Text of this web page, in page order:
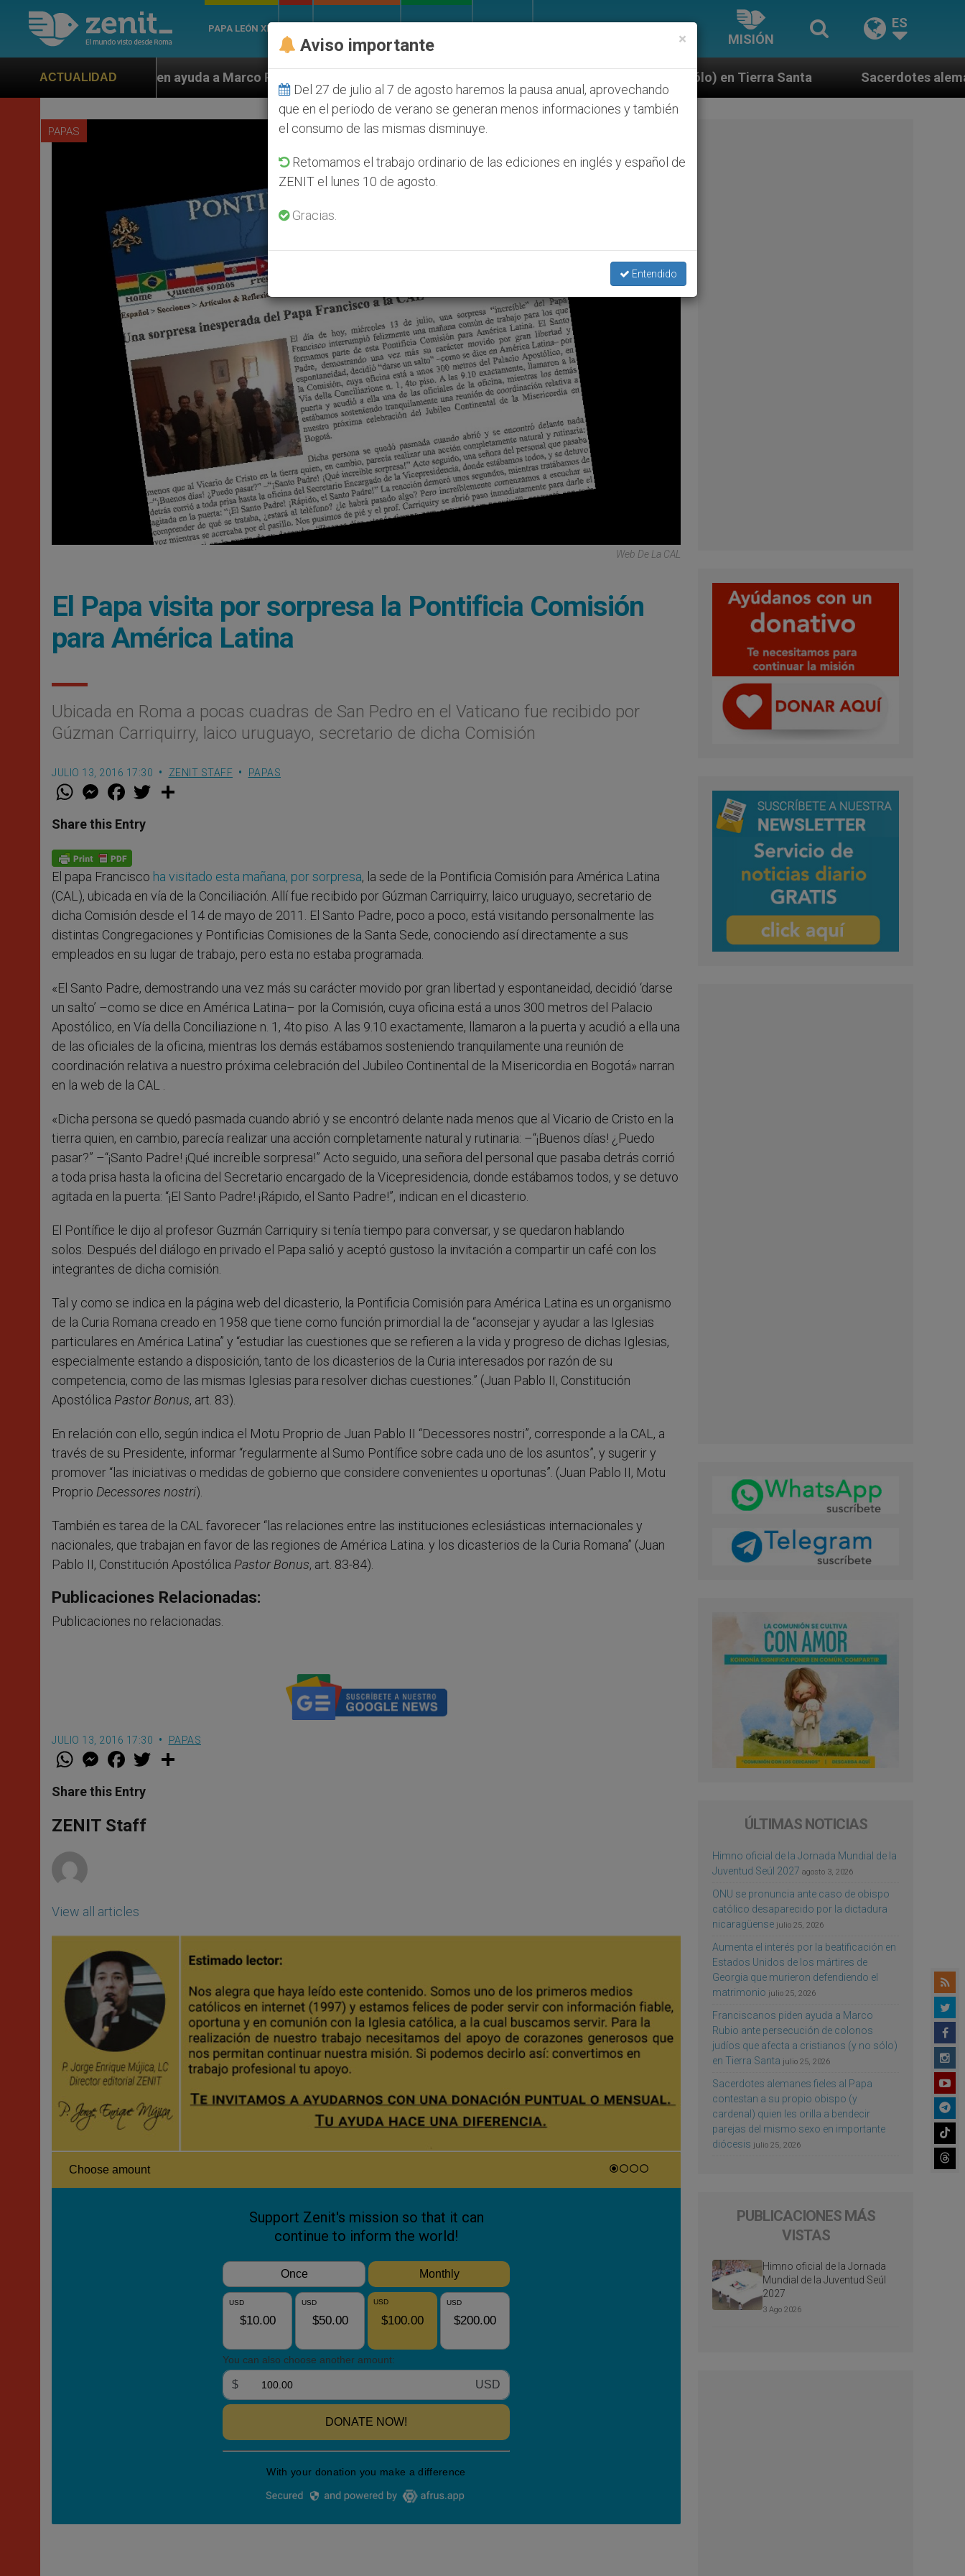
PAPA LEÓN XIV
MISIÓN
ES
ACTUALIDAD
ayuda a Marco Rubio ante persecución de colonos judíos que afecta a cristianos (y no sólo) en Tierra Santa Sacerdotes alemanes fieles al Papa
PAPAS
Web De La CAL
El Papa visita por sorpresa la Pontificia Comisión
para América Latina
Ubicada en Roma a pocas cuadras de San Pedro en el Vaticano fue recibido por
Gúzman Carriquirry, laico uruguayo, secretario de dicha Comisión
JULIO 13, 2016 17:30 ZENIT STAFF PAPAS
W
t
s
p
p
M
e
s
e
g
e
r
F
a
e
b
o
k
w
Share this Entry
El papa Francisco ha visitado esta mañana, por sorpresa, la sede de la Pontificia Comisión para América Latina
(CAL), ubicada en vía de la Conciliación. Allí fue recibido por Gúzman Carriquirry, laico uruguayo, secretario de
dicha Comisión desde el 14 de mayo de 2011. El Santo Padre, poco a poco, está visitando personalmente las
distintas Congregaciones y Pontificias Comisiones de la Santa Sede, conociendo así directamente a sus
empleados en su lugar de trabajo, pero esta no estaba programada.
«El Santo Padre, demostrando una vez más su carácter movido por gran libertad y espontaneidad, decidió ‘darse
un salto’ –como se dice en América Latina– por la Comisión, cuya oficina está a unos 300 metros del Palacio
Apostólico, en Vía della Conciliazione n. 1, 4to piso. A las 9.10 exactamente, llamaron a la puerta y acudió a ella una
de las oficiales de la oficina, mientras los demás estábamos sosteniendo tranquilamente una reunión de
coordinación relativa a nuestro próxima celebración del Jubileo Continental de la Misericordia en Bogotá» narran
en la web de la CAL .
«Dicha persona se quedó pasmada cuando abrió y se encontró delante nada menos que al Vicario de Cristo en la
tierra quien, en cambio, parecía realizar una acción completamente natural y rutinaria: –“¡Buenos días! ¿Puedo
pasar?” –“¡Santo Padre! ¡Qué increíble sorpresa!” Acto seguido, una señora del personal que pasaba detrás corrió
a toda prisa hasta la oficina del Secretario encargado de la Vicepresidencia, donde estábamos todos, y se detuvo
agitada en la puerta: “¡El Santo Padre! ¡Rápido, el Santo Padre!”, indican en el dicasterio.
El Pontífice le dijo al profesor Guzmán Carriquiry si tenía tiempo para conversar, y se quedaron hablando
solos. Después del diálogo en privado el Papa salió y aceptó gustoso la invitación a compartir un café con los
integrantes de dicha comisión.
Tal y como se indica en la página web del dicasterio, la Pontificia Comisión para América Latina es un organismo
de la Curia Romana creado en 1958 que tiene como función primordial la de “aconsejar y ayudar a las Iglesias
particulares en América Latina” y “estudiar las cuestiones que se refieren a la vida y progreso de dichas Iglesias,
especialmente estando a disposición, tanto de los dicasterios de la Curia interesados por razón de su
competencia, como de las mismas Iglesias para resolver dichas cuestiones.” (Juan Pablo II, Constitución
Apostólica Pastor Bonus, art. 83).
En relación con ello, según indica el Motu Proprio de Juan Pablo II “Decessores nostri”, corresponde a la CAL, a
través de su Presidente, informar “regularmente al Sumo Pontífice sobre cada uno de los asuntos”, y sugerir y
promover “las iniciativas o medidas de gobierno que considere convenientes u oportunas”. (Juan Pablo II, Motu
Proprio Decessores nostri).
También es tarea de la CAL favorecer “las relaciones entre las instituciones eclesiásticas internacionales y
nacionales, que trabajan en favor de las regiones de América Latina. y los dicasterios de la Curia Romana” (Juan
Pablo II, Constitución Apostólica Pastor Bonus, art. 83-84).
Publicaciones Relacionadas:
Publicaciones no relacionadas.
JULIO 13, 2016 17:30 PAPAS
W
t
s
p
p
M
e
s
e
g
e
F
a
e
b
o
k
w
Share this Entry
ZENIT Staff
View all articles
ÚLTIMAS NOTICIAS
Himno oficial de la Jornada Mundial de la
Juventud Seúl 2027 agosto 3, 2026
ONU se pronuncia ante caso de obispo
católico desaparecido por la dictadura
nicaragüense julio 25, 2026
Aumenta el interés por la beatificación en
Estados Unidos de los mártires de
Georgia que murieron defendiendo el
matrimonio julio 25, 2026
Franciscanos piden ayuda a Marco
Rubio ante persecución de colonos
judíos que afecta a cristianos (y no sólo)
en Tierra Santa julio 25, 2026
Sacerdotes alemanes fieles al Papa
contestan a su propio obispo (y
cardenal) quien les orilla a bendecir
parejas del mismo sexo en importante
diócesis julio 25, 2026
PUBLICACIONES MÁS
VISTAS
Himno oficial de la Jornada
Mundial de la Juventud Seúl
2027
3 Ago 2026
×
Aviso importante
Del 27 de julio al 7 de agosto haremos la pausa anual, aprovechando
que en el periodo de verano se generan menos informaciones y también
el consumo de las mismas disminuye.
Retomamos el trabajo ordinario de las ediciones en inglés y español de
ZENIT el lunes 10 de agosto.
Gracias.
Entendido